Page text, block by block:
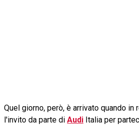
Quel giorno, però, è arrivato quando in
l'invito da parte di Audi Italia per